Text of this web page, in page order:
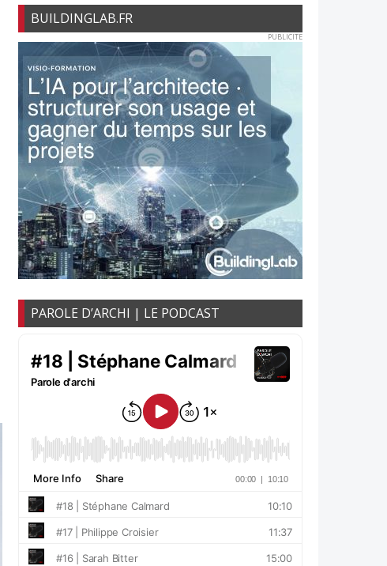
BUILDINGLAB.FR
PUBLICITE
PAROLE D’ARCHI | LE PODCAST